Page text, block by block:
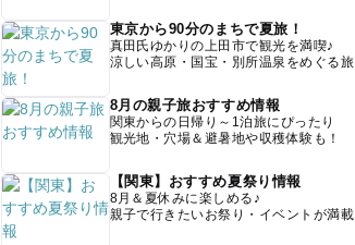
東京から90分のまちで夏旅！
真田氏ゆかりの上田市で観光を満喫♪
涼しい高原・国宝・別所温泉をめぐる旅
8月の親子旅おすすめ情報
関東からの日帰り～1泊旅にぴったり
観光地・穴場＆避暑地や収穫体験も！
【関東】おすすめ夏祭り情報
8月＆夏休みに楽しめる♪
親子で行きたいお祭り・イベントが満載